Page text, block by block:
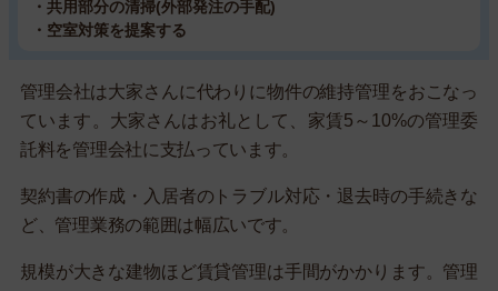
・共用部分の清掃(外部発注の手配)
・空室対策を提案する
管理会社は大家さんに代わりに物件の維持管理をおこなっ
ています。大家さんはお礼として、家賃5～10%の管理委
託料を管理会社に支払っています。
契約書の作成・入居者のトラブル対応・退去時の手続きな
ど、管理業務の範囲は幅広いです。
規模が大きな建物ほど賃貸管理は手間がかかります。管理